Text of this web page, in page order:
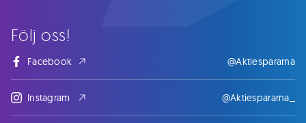
Följ oss!
Facebook @Aktiespararna
Instagram @Aktiespararna_